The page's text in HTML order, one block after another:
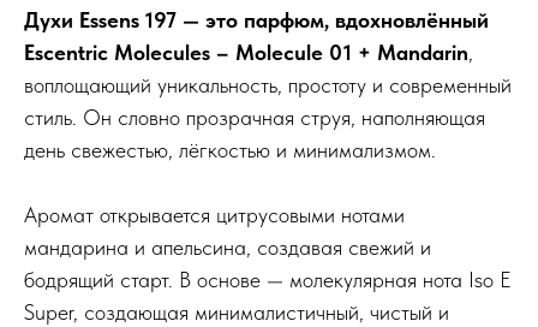
Духи Essens 197 — это парфюм, вдохновлённый
Escentric Molecules – Molecule 01 + Mandarin,
воплощающий уникальность, простоту и современный
стиль. Он словно прозрачная струя, наполняющая
день свежестью, лёгкостью и минимализмом.
Аромат открывается цитрусовыми нотами
мандарина и апельсина, создавая свежий и
бодрящий старт. В основе — молекулярная нота Iso E
Super, создающая минималистичный, чистый и